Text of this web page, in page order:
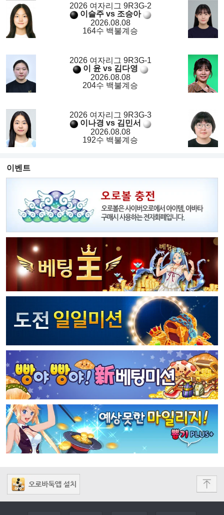
2026 여자리그 9R3G-2
이슬주 vs 조승아
2026.08.08
164수 백불계승
2026 여자리그 9R3G-1
이 윤 vs 김다영
2026.08.08
204수 백불계승
2026 여자리그 9R3G-3
이나경 vs 김민서
2026.08.08
192수 백불계승
이벤트